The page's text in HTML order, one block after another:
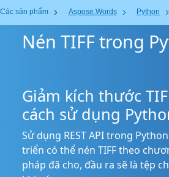
Các sản phẩm Aspose.Words Python
Nén TIFF trong
Giảm kích thước
cách sử dụng
Sử dụng REST API trong
triển có thể nén TIFF theo
pháp đã cho, đầu ra sẽ là tệp